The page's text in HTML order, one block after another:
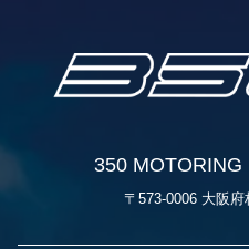
350 MOTORING
〒573-0006 大阪府